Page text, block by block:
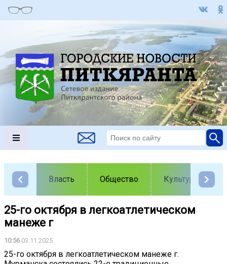
Власть Общество Культура
25-го октября в легкоатлетическом
манеже г
10:5603.11.2025
25-го октября в легкоатлетическом манеже г.